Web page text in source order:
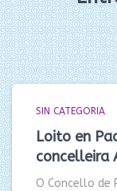
SIN CATEGORIA
Loito en
concelleira
O Concello de